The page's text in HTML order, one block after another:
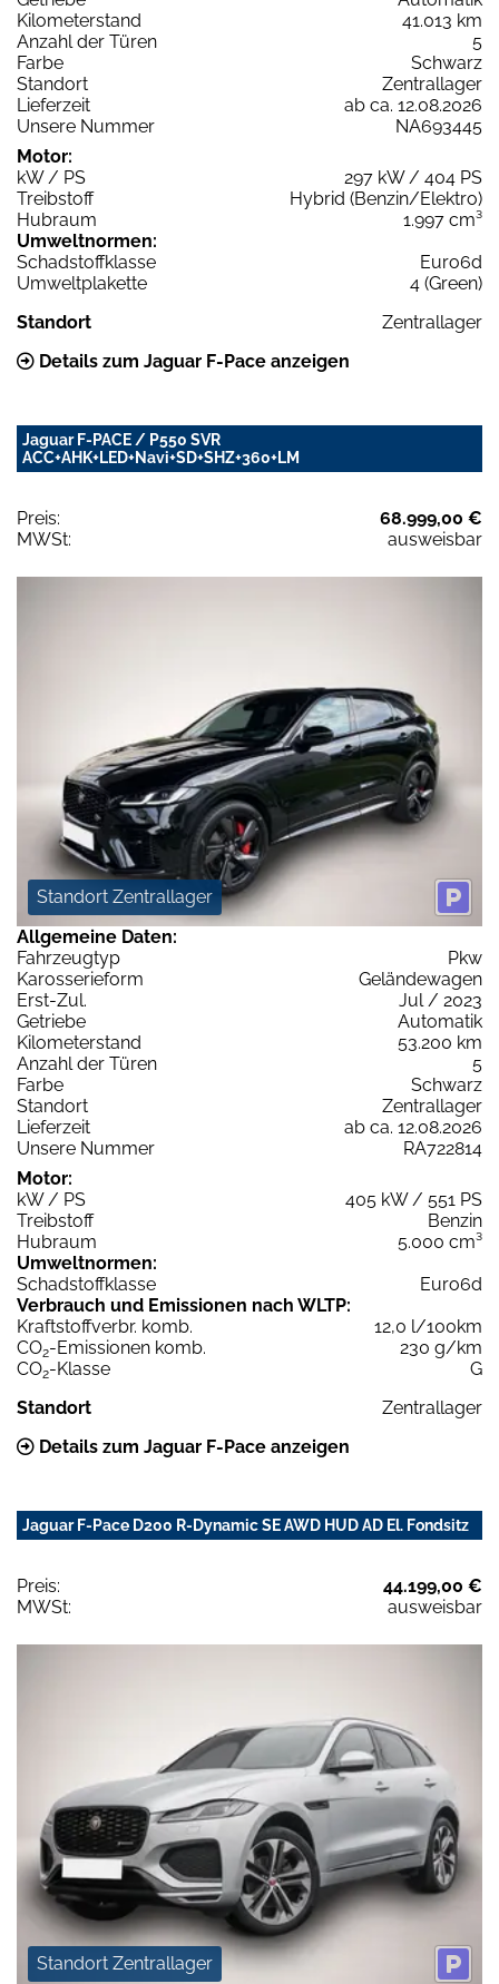
Kilometerstand
41.013 km
Anzahl der Türen
5
Farbe
Schwarz
Standort
Zentrallager
Lieferzeit
ab ca. 12.08.2026
Unsere Nummer
NA693445
Motor:
kW / PS
297 kW / 404 PS
Treibstoff
Hybrid (Benzin/Elektro)
Hubraum
1.997 cm³
Umweltnormen:
Schadstoffklasse
Euro6d
Umweltplakette
4 (Green)
Standort
Zentrallager
Details zum Jaguar F-Pace anzeigen
Jaguar F-PACE / P550 SVR
ACC+AHK+LED+Navi+SD+SHZ+360+LM
Preis:
68.999,00 €
MWSt:
ausweisbar
Standort Zentrallager
Allgemeine Daten:
Fahrzeugtyp
Pkw
Karosserieform
Geländewagen
Erst-Zul.
Jul / 2023
Getriebe
Automatik
Kilometerstand
53.200 km
Anzahl der Türen
5
Farbe
Schwarz
Standort
Zentrallager
Lieferzeit
ab ca. 12.08.2026
Unsere Nummer
RA722814
Motor:
kW / PS
405 kW / 551 PS
Treibstoff
Benzin
Hubraum
5.000 cm³
Umweltnormen:
Schadstoffklasse
Euro6d
Verbrauch und Emissionen nach WLTP:
Kraftstoffverbr. komb.
12,0 l/100km
CO2-Emissionen komb.
230 g/km
CO2-Klasse
G
Standort
Zentrallager
Details zum Jaguar F-Pace anzeigen
Jaguar F-Pace D200 R-Dynamic SE AWD HUD AD El. Fondsitz
Preis:
44.199,00 €
MWSt:
ausweisbar
Standort Zentrallager